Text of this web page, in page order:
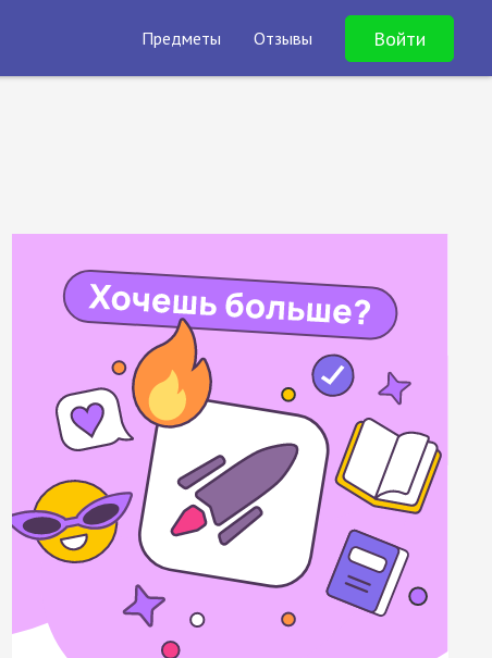
Предметы Отзывы Войти